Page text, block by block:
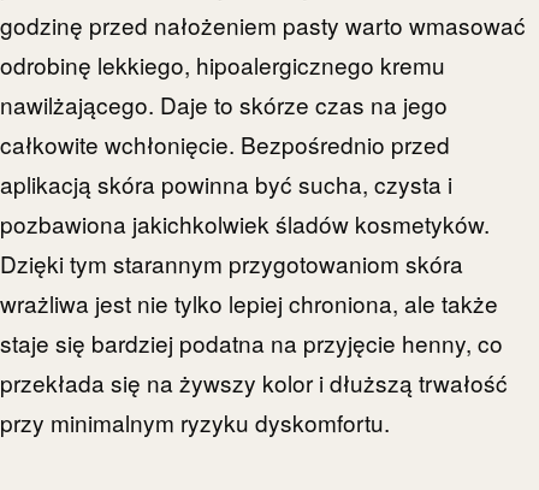
godzinę przed nałożeniem pasty warto wmasować
odrobinę lekkiego, hipoalergicznego kremu
nawilżającego. Daje to skórze czas na jego
całkowite wchłonięcie. Bezpośrednio przed
aplikacją skóra powinna być sucha, czysta i
pozbawiona jakichkolwiek śladów kosmetyków.
Dzięki tym starannym przygotowaniom skóra
wrażliwa jest nie tylko lepiej chroniona, ale także
staje się bardziej podatna na przyjęcie henny, co
przekłada się na żywszy kolor i dłuższą trwałość
przy minimalnym ryzyku dyskomfortu.